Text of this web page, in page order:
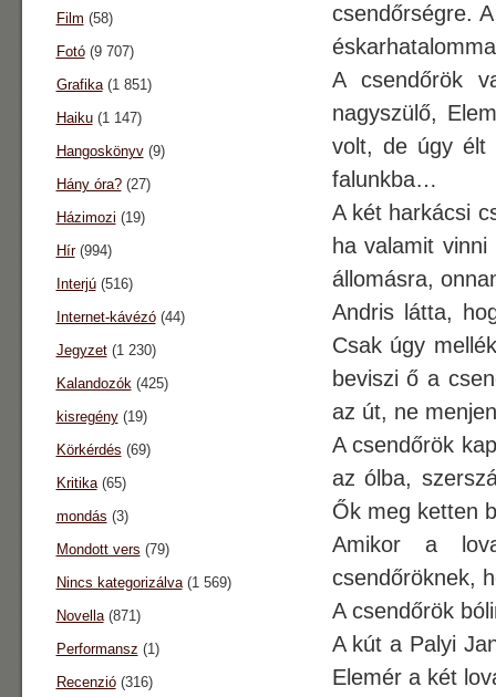
csendőrségre.
A csendőrök
nagyszülő,
volt, de úgy élt
falunkba…
A két harkácsi
ha valamit
állomásra,
Andris látta,
Csak úgy
beviszi ő a
az út, ne
A csendőrök
az ólba,
Ők meg ketten
Amikor a
csendőröknek,
A csendőrök
A kút a Palyi
Elemér a két
Film (58)
Fotó(9 707)
Grafika(1 851)
Haiku(1 147)
Hangoskönyv(9)
Hány óra?(27)
Házimozi (19)
Hír(994)
Interjú(516)
Internet-kávézó(44)
Jegyzet(1 230)
Kalandozók(425)
kisregény(19)
Körkérdés (69)
Kritika(65)
mondás (3)
Mondott vers (79)
Nincs kategorizálva(1 569)
Novella(871)
Performansz (1)
Recenzió(316)